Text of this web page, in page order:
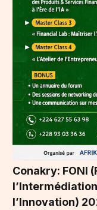
Conakry: FONI
l’Innovation)